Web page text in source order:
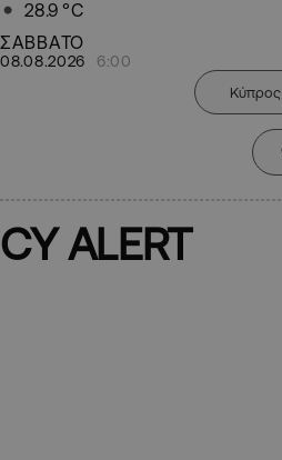
28.9 °C
ΣΑΒΒΑΤΟ
08.08.2026 6:00
Κύπρος
CY ALERT